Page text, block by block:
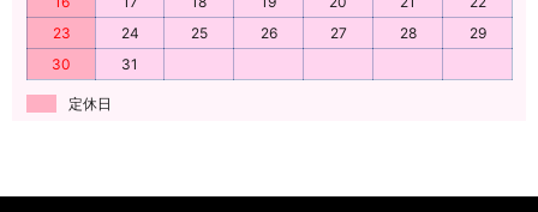
23
24 25 26 27 28
29
30
31
定休日